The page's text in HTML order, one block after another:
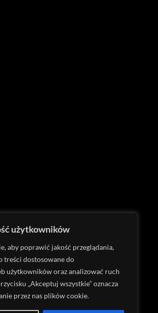
użytkowników
aby poprawić jakość przeglądania,
treści dostosowane do
użytkowników oraz analizować ruch
„Akceptuj wszystkie” oznacza
przez nas plików cookie.